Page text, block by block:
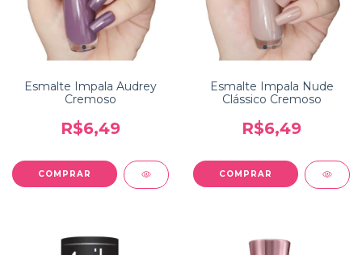
Esmalte Impala Audrey
Cremoso
R$6,49
Esmalte Impala Nude
Clássico Cremoso
R$6,49